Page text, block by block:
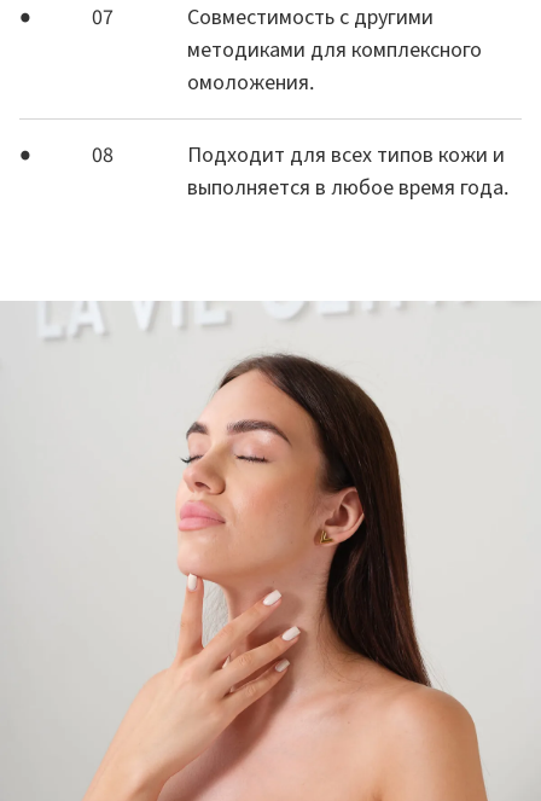
07
Совместимость с другими
методиками для комплексного
омоложения.
08
Подходит для всех типов кожи и
выполняется в любое время года.